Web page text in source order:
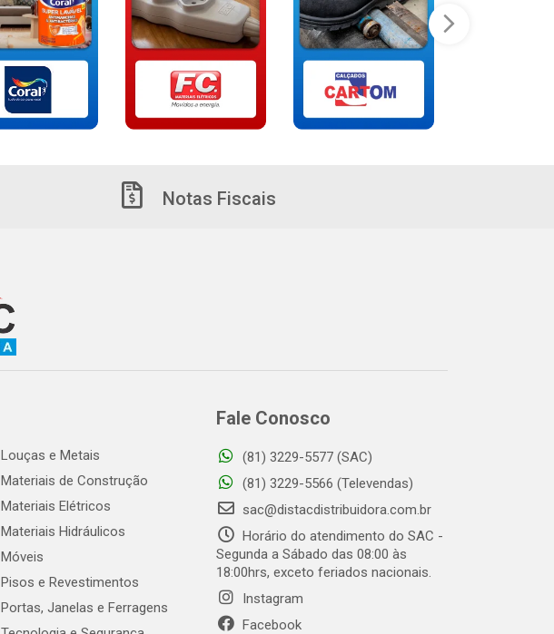
Notas Fiscais
Louças e Metais
Materiais de Construção
Materiais Elétricos
Materiais Hidráulicos
Móveis
Pisos e Revestimentos
Portas, Janelas e Ferragens
Fale Conosco
(81) 3229-5577 (SAC)
(81) 3229-5566 (Televendas)
sac@distacdistribuidora.com.br
Horário do atendimento do SAC -
Segunda a Sábado das 08:00 às
18:00hrs, exceto feriados nacionais.
Instagram
Facebook